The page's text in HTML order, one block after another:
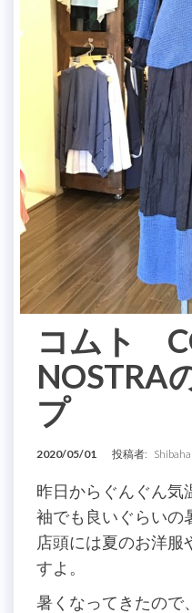
コムト
NOSTRA
プ
2020/05/01 投稿者:
昨日からぐんぐん気
袖でも良いぐらいの
店頭には夏のお洋服
すよ。
暑くなってきたので